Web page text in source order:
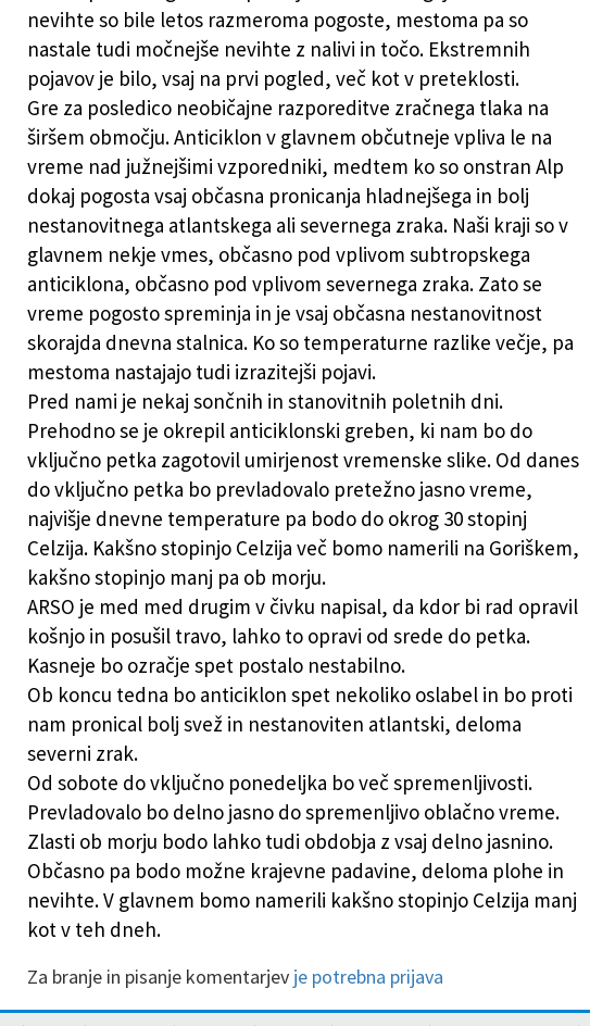
nevihte so bile letos razmeroma pogoste, mestoma pa so
nastale tudi močnejše nevihte z nalivi in točo. Ekstremnih
pojavov je bilo, vsaj na prvi pogled, več kot v preteklosti.
Gre za posledico neobičajne razporeditve zračnega tlaka na
širšem območju. Anticiklon v glavnem občutneje vpliva le na
vreme nad južnejšimi vzporedniki, medtem ko so onstran Alp
dokaj pogosta vsaj občasna pronicanja hladnejšega in bolj
nestanovitnega atlantskega ali severnega zraka. Naši kraji so v
glavnem nekje vmes, občasno pod vplivom subtropskega
anticiklona, občasno pod vplivom severnega zraka. Zato se
vreme pogosto spreminja in je vsaj občasna nestanovitnost
skorajda dnevna stalnica. Ko so temperaturne razlike večje, pa
mestoma nastajajo tudi izrazitejši pojavi.
Pred nami je nekaj sončnih in stanovitnih poletnih dni.
Prehodno se je okrepil anticiklonski greben, ki nam bo do
vključno petka zagotovil umirjenost vremenske slike. Od danes
do vključno petka bo prevladovalo pretežno jasno vreme,
najvišje dnevne temperature pa bodo do okrog 30 stopinj
Celzija. Kakšno stopinjo Celzija več bomo namerili na Goriškem,
kakšno stopinjo manj pa ob morju.
ARSO je med med drugim v čivku napisal, da kdor bi rad opravil
košnjo in posušil travo, lahko to opravi od srede do petka.
Kasneje bo ozračje spet postalo nestabilno.
Ob koncu tedna bo anticiklon spet nekoliko oslabel in bo proti
nam pronical bolj svež in nestanoviten atlantski, deloma
severni zrak.
Od sobote do vključno ponedeljka bo več spremenljivosti.
Prevladovalo bo delno jasno do spremenljivo oblačno vreme.
Zlasti ob morju bodo lahko tudi obdobja z vsaj delno jasnino.
Občasno pa bodo možne krajevne padavine, deloma plohe in
nevihte. V glavnem bomo namerili kakšno stopinjo Celzija manj
kot v teh dneh.
Za branje in pisanje komentarjev je potrebna prijava